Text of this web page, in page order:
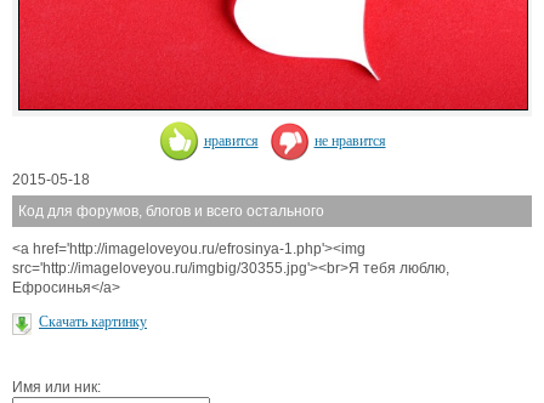
нравится не нравится
2015-05-18
Код для форумов, блогов и всего остального
<a href='http://imageloveyou.ru/efrosinya-1.php'><img
src='http://imageloveyou.ru/imgbig/30355.jpg'><br>Я тебя люблю,
Ефросинья</a>
Скачать картинку
Имя или ник: